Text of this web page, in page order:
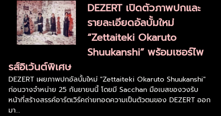
DEZERT เปิดตัวภาพปกและ
รายละเอียดอัลบั้มใหม่
“Zettaiteki Okaruto
Shuukanshi” พร้อมเซอร์ไพ
รส์อิเว้นต์พิเศษ
DEZERT เผยภาพปกอัลบั้มใหม่ "Zettaiteki Okaruto Shuukanshi"
ก่อนวางจำหน่าย 25 กันยายนนี้ โดยมี Sacchan มือเบสของวงรับ
หน้าที่สร้างสรรค์อาร์ตเวิร์คถ่ายทอดความเป็นตัวตนของ DEZERT ออก
มา...